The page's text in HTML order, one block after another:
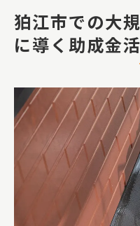
過去の事例
助成金の申
狛江市での
雨漏り対策に最
用方法とは
雨漏り対策
徴
東京都の助成
狛江市での大
に導く助成金